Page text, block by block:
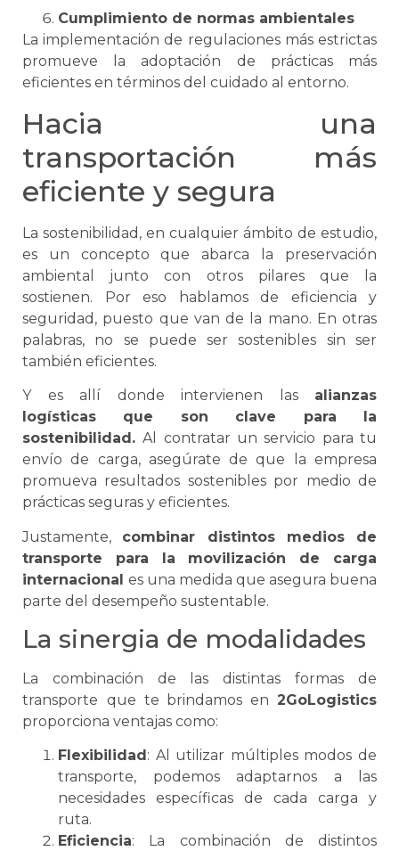
Cumplimiento de normas ambientales
La implementación de regulaciones más estrictas
promueve la adoptación de prácticas más
eficientes en términos del cuidado al entorno.
Hacia una
transportación más
eficiente y segura
La sostenibilidad, en cualquier ámbito de estudio,
es un concepto que abarca la preservación
ambiental junto con otros pilares que la
sostienen. Por eso hablamos de eficiencia y
seguridad, puesto que van de la mano. En otras
palabras, no se puede ser sostenibles sin ser
también eficientes.
Y es allí donde intervienen las alianzas
logísticas que son clave para la
sostenibilidad.Al contratar un servicio para tu
envío de carga, asegúrate de que la empresa
promueva resultados sostenibles por medio de
prácticas seguras y eficientes.
Justamente, combinar distintos medios de
transporte para la movilización de carga
internacional es una medida que asegura buena
parte del desempeño sustentable.
La sinergia de modalidades
La combinación de las distintas formas de
transporte que te brindamos en2GoLogistics
proporciona ventajas como:
Flexibilidad : Al utilizar múltiples modos de
transporte, podemos adaptarnos a las
necesidades específicas de cada carga y
ruta.
Eficiencia: La combinación de distintos